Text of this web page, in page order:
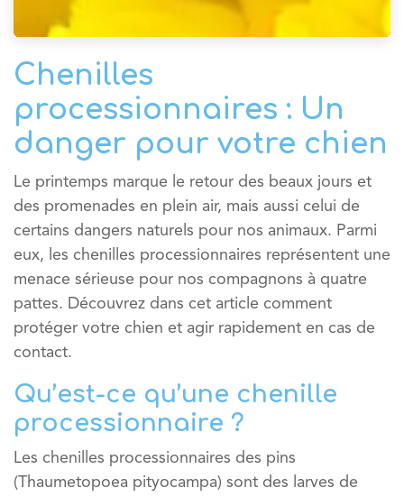
Chenilles
processionnaires : Un
danger pour votre chien
Le printemps marque le retour des beaux jours et
des promenades en plein air, mais aussi celui de
certains dangers naturels pour nos animaux. Parmi
eux, les chenilles processionnaires représentent une
menace sérieuse pour nos compagnons à quatre
pattes. Découvrez dans cet article comment
protéger votre chien et agir rapidement en cas de
contact.
Qu’est-ce qu’une chenille
processionnaire ?
Les chenilles processionnaires des pins
(Thaumetopoea pityocampa) sont des larves de